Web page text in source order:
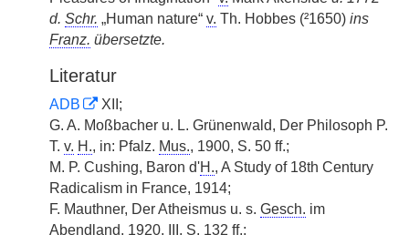
d. Schr. „Human nature“ v. Th. Hobbes (²1650) ins
Franz. übersetzte.
Literatur
ADB
XII;
G. A. Moßbacher u. L. Grünenwald, Der Philosoph P.
T. v. H., in: Pfalz. Mus., 1900, S. 50 ff.;
M. P. Cushing, Baron d'H., A Study of 18th Century
Radicalism in France, 1914;
F. Mauthner, Der Atheismus u. s. Gesch. im
Abendland, 1920, III. S. 132 ff.;